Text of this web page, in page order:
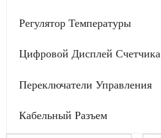
Регулятор Температуры
Цифровой Дисплей Счетчика
Переключатели Управления
Кабельный Разъем